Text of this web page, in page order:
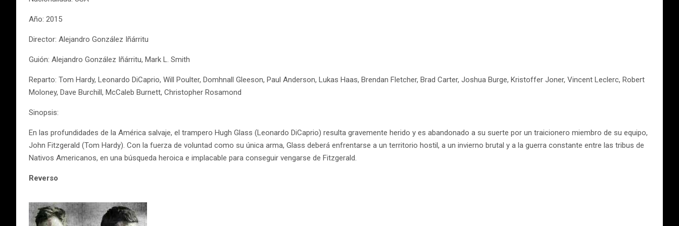
Año: 2015
Director: Alejandro González Iñárritu
Guión: Alejandro González Iñárritu, Mark L. Smith
Reparto: Tom Hardy, Leonardo DiCaprio, Will Poulter, Domhnall Gleeson, Paul Anderson, Lukas Haas, Brendan Fletcher, Brad Carter, Joshua Burge, Kristoffer Joner, Vincent Leclerc, Robert
Moloney, Dave Burchill, McCaleb Burnett, Christopher Rosamond
Sinopsis:
En las profundidades de la América salvaje, el trampero Hugh Glass (Leonardo DiCaprio) resulta gravemente herido y es abandonado a su suerte por un traicionero miembro de su equipo,
John Fitzgerald (Tom Hardy). Con la fuerza de voluntad como su única arma, Glass deberá enfrentarse a un territorio hostil, a un invierno brutal y a la guerra constante entre las tribus de
Nativos Americanos, en una búsqueda heroica e implacable para conseguir vengarse de Fitzgerald.
Reverso